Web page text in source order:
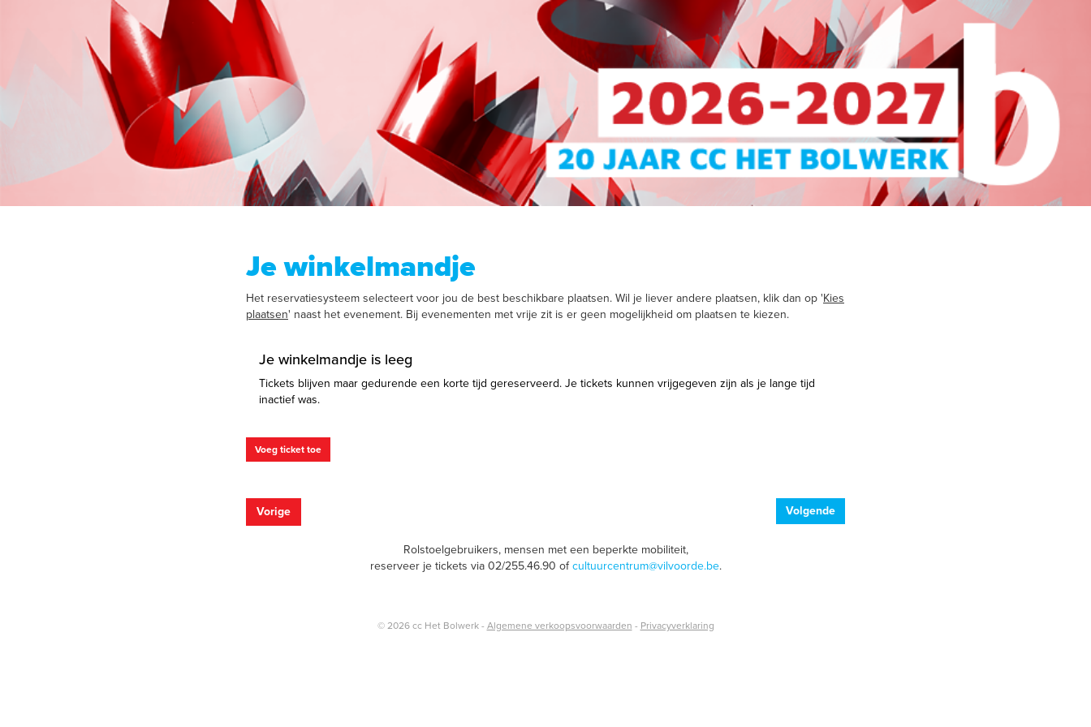
Je winkelmandje
Het reservatiesysteem selecteert voor jou de best beschikbare plaatsen. Wil je liever andere plaatsen, klik dan op 'Kies
plaatsen' naast het evenement. Bij evenementen met vrije zit is er geen mogelijkheid om plaatsen te kiezen.
Je winkelmandje is leeg
Tickets blijven maar gedurende een korte tijd gereserveerd. Je tickets kunnen vrijgegeven zijn als je lange tijd
inactief was.
Voeg ticket toe
Vorige Volgende
Rolstoelgebruikers, mensen met een beperkte mobiliteit,
reserveer je tickets via 02/255.46.90 ofcultuurcentrum@vilvoorde.be.
© 2026 cc Het Bolwerk - Algemene verkoopsvoorwaarden - Privacyverklaring